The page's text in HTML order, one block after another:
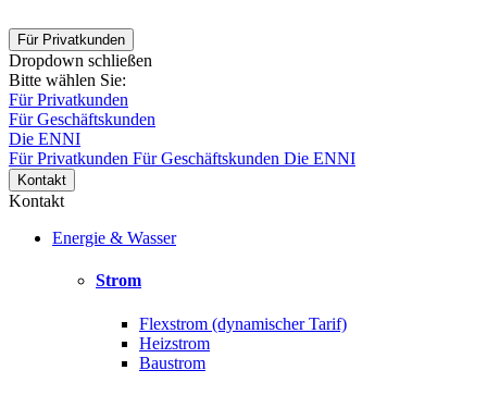
Für Privatkunden
Dropdown schließen
Bitte wählen Sie:
Für Privatkunden
Für Geschäftskunden
Die ENNI
Für Privatkunden Für Geschäftskunden Die ENNI
Kontakt
Kontakt
Energie & Wasser
Strom
Flexstrom (dynamischer Tarif)
Heizstrom
Baustrom